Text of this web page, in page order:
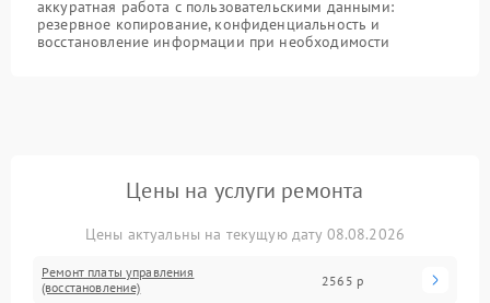
аккуратная работа с пользовательскими данными:
резервное копирование, конфиденциальность и
восстановление информации при необходимости
Цены на услуги ремонта
Цены актуальны на текущую дату 08.08.2026
Ремонт платы управления
(восстановление)
2565 р